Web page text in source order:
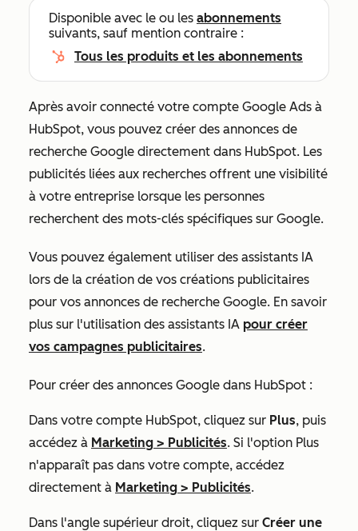
Disponible avec le ou les abonnements
suivants, sauf mention contraire :
Tous les produits et les abonnements
Après avoir connecté votre compte Google Ads à
HubSpot, vous pouvez créer des annonces de
recherche Google directement dans HubSpot. Les
publicités liées aux recherches offrent une visibilité
à votre entreprise lorsque les personnes
recherchent des mots-clés spécifiques sur Google.
Vous pouvez également utiliser des assistants IA
lors de la création de vos créations publicitaires
pour vos annonces de recherche Google. En savoir
plus sur l'utilisation des assistants IA pour créer
vos campagnes publicitaires.
Pour créer des annonces Google dans HubSpot :
Dans votre compte HubSpot, cliquez sur Plus, puis
accédez à Marketing > Publicités. Si l'option Plus
n'apparaît pas dans votre compte, accédez
directement à Marketing > Publicités.
Dans l'angle supérieur droit, cliquez sur Créer une